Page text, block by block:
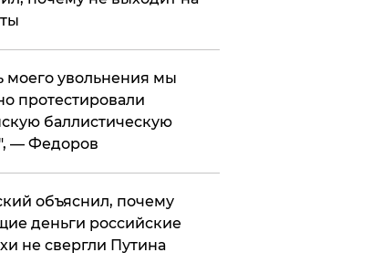
моего увольнения мы
протестировали
баллистическую
— Федоров
объяснил, почему
деньги российские
не свергли Путина